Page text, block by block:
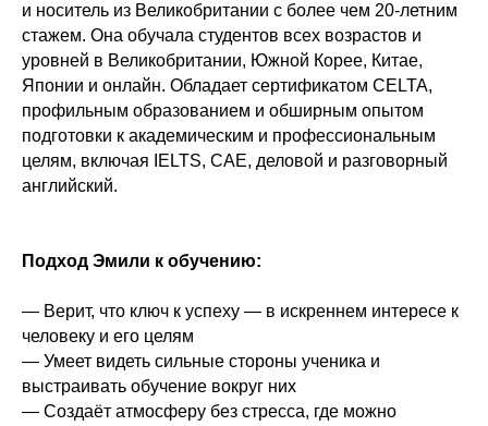
и носитель из Великобритании с более чем 20-летним
стажем. Она обучала студентов всех возрастов и
уровней в Великобритании, Южной Корее, Китае,
Японии и онлайн. Обладает сертификатом CELTA,
профильным образованием и обширным опытом
подготовки к академическим и профессиональным
целям, включая IELTS, CAE, деловой и разговорный
английский.
Подход Эмили к обучению:
— Верит, что ключ к успеху — в искреннем интересе к
человеку и его целям
— Умеет видеть сильные стороны ученика и
выстраивать обучение вокруг них
— Создаёт атмосферу без стресса, где можно